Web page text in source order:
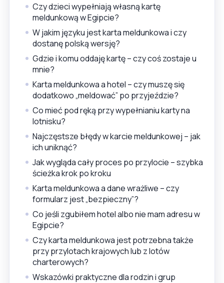
Czy dzieci wypełniają własną kartę
meldunkową w Egipcie?
W jakim języku jest karta meldunkowa i czy
dostanę polską wersję?
Gdzie i komu oddaję kartę – czy coś zostaje u
mnie?
Karta meldunkowa a hotel – czy muszę się
dodatkowo „meldować” po przyjeździe?
Co mieć pod ręką przy wypełnianiu karty na
lotnisku?
Najczęstsze błędy w karcie meldunkowej – jak
ich uniknąć?
Jak wygląda cały proces po przylocie – szybka
ścieżka krok po kroku
Karta meldunkowa a dane wrażliwe – czy
formularz jest „bezpieczny”?
Co jeśli zgubiłem hotel albo nie mam adresu w
Egipcie?
Czy karta meldunkowa jest potrzebna także
przy przylotach krajowych lub z lotów
charterowych?
Wskazówki praktyczne dla rodzin i grup